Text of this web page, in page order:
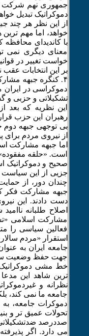
جمهوری نهم شرکت
دموکراتیک تبدیل
از این نظر هر چند
خواهد، اما مهم
با کاندیدای
معنای دیگری نمی
خواست تغییر در
بر این انتخابات
۴. کنگره جبهه
دموکراسی در ایران
تشکیلاتی و حزبی
این نظریه که
رهبران این حزب
بی توجهی جبهه دوم
از نیروی مردم
اما جبهه مشارکت
است. «حلقه
صحیح و دموکراتیک
جزیی از این
چندان دور، از
جبهه مشارکت فکر
دست دادند. این
اصلاح طلبانه
مشارکت اسلامی
فعالین سیاسی را
استقرار «مردم
جامعه ایران به
جهت حفظ وضعیت
خط مشی
ترین شاهد این
نظرانه و
جامعه ما نمی کند،
دموکرات جامعه،
تحولات عمیق تر و
صددرصد
می دارد. اگر